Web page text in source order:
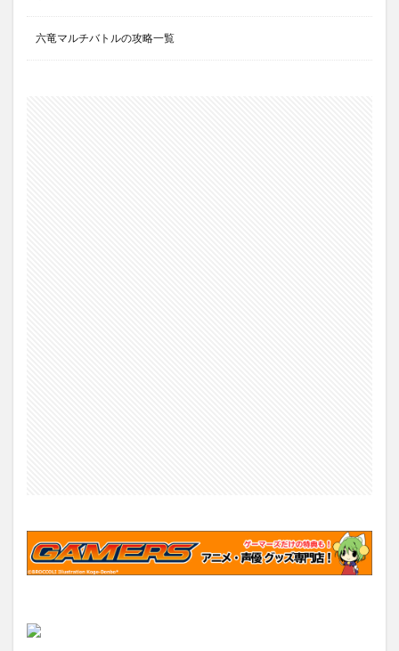
六竜マルチバトルの攻略一覧